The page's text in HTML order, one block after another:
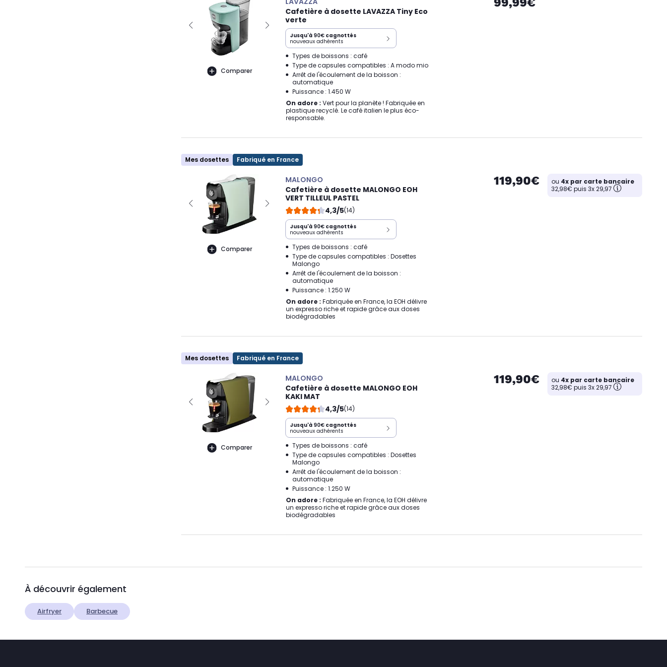
Comparer
Cafetière à dosette LAVAZZA Tiny Eco
verte
Jusqu'à 90€ cagnottés
nouveaux adhérents
Types de boissons : café
Type de capsules compatibles : A modo mio
Arrêt de l'écoulement de la boisson :
automatique
Puissance : 1.450 W
On adore : Vert pour la planète ! Fabriquée en
plastique recyclé. Le café italien le plus éco-
responsable.
Mes dosettes Fabriqué en France
Comparer
MALONGO
Cafetière à dosette MALONGO EOH
VERT TILLEUL PASTEL
4,3/5(14)
Jusqu'à 90€ cagnottés
nouveaux adhérents
Types de boissons : café
Type de capsules compatibles : Dosettes
Malongo
Arrêt de l'écoulement de la boisson :
automatique
Puissance : 1.250 W
On adore : Fabriquée en France, la EOH délivre
un expresso riche et rapide grâce aux doses
biodégradables
119,90€ ou 4x par carte bancaire
32,98€ puis 3x 29,97
Mes dosettes Fabriqué en France
Comparer
MALONGO
Cafetière à dosette MALONGO EOH
KAKI MAT
4,3/5(14)
Jusqu'à 90€ cagnottés
nouveaux adhérents
Types de boissons : café
Type de capsules compatibles : Dosettes
Malongo
Arrêt de l'écoulement de la boisson :
automatique
Puissance : 1.250 W
On adore : Fabriquée en France, la EOH délivre
un expresso riche et rapide grâce aux doses
biodégradables
119,90€ ou 4x par carte bancaire
32,98€ puis 3x 29,97
À découvrir également
Airfryer Barbecue